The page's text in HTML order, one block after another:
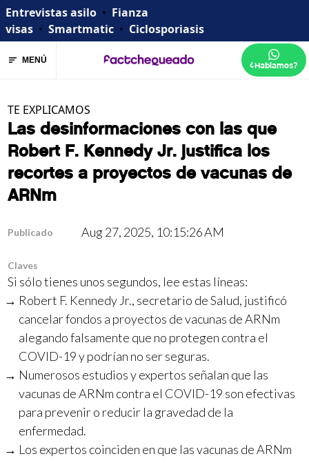
Entrevistas asilo • Fianza
visas • Smartmatic • Ciclosporiasis
MENÚ ¿Hablamos?
TE EXPLICAMOS
Las desinformaciones con las que
Robert F. Kennedy Jr. justifica los
recortes a proyectos de vacunas de
ARNm
Publicado Aug 27, 2025, 10:15:26 AM
Claves
Si sólo tienes unos segundos, lee estas líneas:
Robert F. Kennedy Jr., secretario de Salud, justificó
cancelar fondos a proyectos de vacunas de ARNm
alegando falsamente que no protegen contra el
COVID-19 y podrían no ser seguras.
Numerosos estudios y expertos señalan que las
vacunas de ARNm contra el COVID-19 son efectivas
para prevenir o reducir la gravedad de la
enfermedad.
Los expertos coinciden en que las vacunas de ARNm